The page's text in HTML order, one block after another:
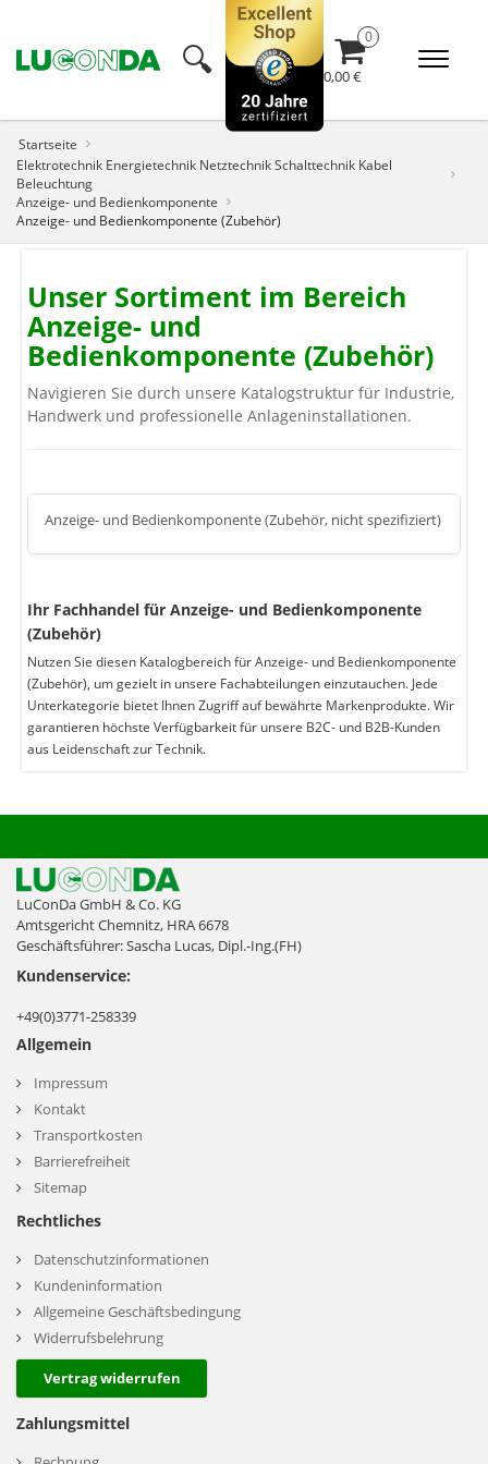
🔍︎ 0,00 €
Startseite
Elektrotechnik Energietechnik Netztechnik Schalttechnik Kabel
Beleuchtung
Anzeige- und Bedienkomponente
Anzeige- und Bedienkomponente (Zubehör)
Unser Sortiment im Bereich
Anzeige- und
Bedienkomponente (Zubehör)
Navigieren Sie durch unsere Katalogstruktur für Industrie,
Handwerk und professionelle Anlageninstallationen.
Anzeige- und Bedienkomponente (Zubehör, nicht spezifiziert)
Ihr Fachhandel für Anzeige- und Bedienkomponente
(Zubehör)
Nutzen Sie diesen Katalogbereich für Anzeige- und Bedienkomponente
(Zubehör), um gezielt in unsere Fachabteilungen einzutauchen. Jede
Unterkategorie bietet Ihnen Zugriff auf bewährte Markenprodukte. Wir
garantieren höchste Verfügbarkeit für unsere B2C- und B2B-Kunden
aus Leidenschaft zur Technik.
LuConDa GmbH & Co. KG
Amtsgericht Chemnitz, HRA 6678
Geschäftsführer: Sascha Lucas, Dipl.-Ing.(FH)
Kundenservice:
+49(0)3771-258339
Allgemein
Impressum
Kontakt
Transportkosten
Barrierefreiheit
Sitemap
Rechtliches
Datenschutzinformationen
Kundeninformation
Allgemeine Geschäftsbedingung
Widerrufsbelehrung
Vertrag widerrufen
Zahlungsmittel